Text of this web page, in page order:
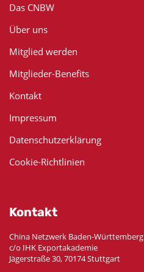
Das CNBW
Über uns
Mitglied werden
Mitglieder-Benefits
Kontakt
Impressum
Datenschutzerklärung
Cookie-Richtlinien
Kontakt
China Netzwerk Baden-Württemberg
c/o IHK Exportakademie
Jägerstraße 30, 70174 Stuttgart